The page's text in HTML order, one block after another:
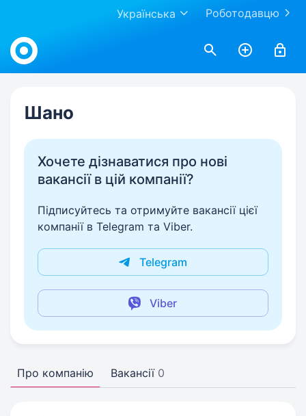
Роботодавцю
Українська
Work.ua
Шано
Хочете дізнаватися про нові
вакансії в цій компанії?
Підписуйтесь та отримуйте вакансії цієї
компанії в Telegram та Viber.
Telegram
Viber
Про компанію Вакансії 0